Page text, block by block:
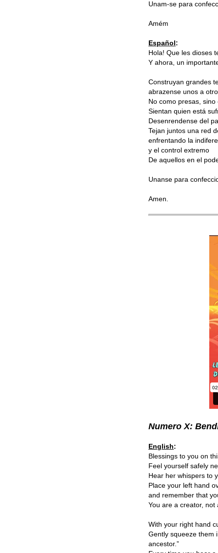
Unam-se para
Amém
Español :
Hola! Que les dioses
Y ahora, un
Construyan grandes
abrazense unos a
No como presas,
Sientan quien está
Desenrendense del
Tejan juntos una red
enfrentando la
y el control extremo
De aquellos en el
Unanse para
Amen.
Numero X:
English:
Blessings to you on
Feel yourself safely
Hear her whispers to
Place your left hand
and remember that
You are a creator, not
With your right hand
Gently squeeze them
ancestor.”